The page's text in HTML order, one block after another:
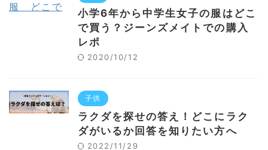
小学6年から中学生女子の服はどこ
で買う？ジーンズメイトでの購入
レポ
2020/10/12
子供
ラクダを探せの答え！どこにラク
ダがいるか回答を知りたい方へ
2022/11/29